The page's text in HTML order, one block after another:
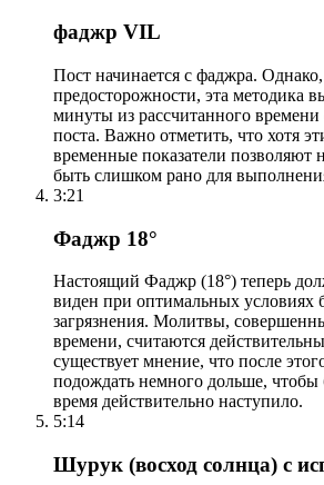
фаджр VIL
Пост начинается с фаджра.
предосторожности, эта методика
минуты из рассчитанного времени
поста. Важно отметить, что хотя
временные показатели позволяют
быть слишком рано для
3:21
Фаджр 18°
Настоящий Фаджр (18°) теперь
виден при оптимальных условиях
загрязнения. Молитвы,
времени, считаются
существует мнение, что после
подождать немного дольше,
время действительно наступило.
5:14
Шурук (восход солнца) с